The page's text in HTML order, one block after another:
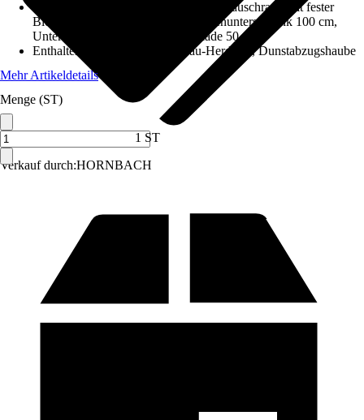
Verkauf durch:HORNBACH
Herdumbauschrank mit fester
Blende, Hängeschrank 50 cm, Spülenunterschrank 100 cm,
Unterschrank mit Tür und Schublade 50 cm
Enthaltene Elektrogeräte
Einbau-Herd-Set, Dunstabzugshaube
Mehr Artikeldetails
Menge (ST)
1 ST